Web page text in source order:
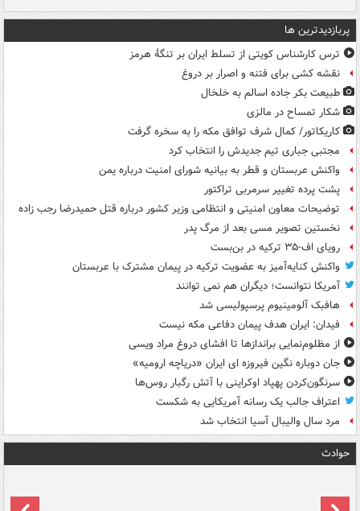
پربازدیدترین ها
ترس کارشناس کویتی از تسلط ایران بر تنگۀ هرمز
نقشه کشی برای فتنه و اصرار بر دروغ
طبیعت بکر جاده اسالم به خلخال
شکار تمساح در مالزی
کاریکاتور/ کمال شرف توافق مکه را به سخره گرفت
مجتبی جباری تیم جدیدش را انتخاب کرد
واکنش عربستان و قطر به بیانیه شورای امنیت درباره یمن
پشت پرده تغییر سرمربی تراکتور
توضیحات معاون امنیتی و انتظامی وزیر کشور درباره قتل حمیدرضا رجب زاده
نخستین تصویر مسی بعد از مرگ پدر
رویای اف-۳۵ ترکیه در بن‌بست
واکنش کنایه‌آمیز به عضویت ترکیه در پیمان مشترک با عربستان
آمریکا نتوانست؛ دیگران هم نمی توانند
هافبک آلومینیوم پرسپولیسی شد
فیدان: ایران هدف پیمان دفاعی مکه نیست
از مظلوم‌نمایی براندازها تا افشای دروغ مراد ویسی
جان دوباره نگین فیروزه ای ایران «دریاچه ارومیه»
سرنگون‌کردن پهپاد اوکراینی با آتش رگبار روس‌ها
اعتراف جالب یک رسانه آمریکایی به شکست
مرد سال والیبال آسیا انتخاب شد
حوادث